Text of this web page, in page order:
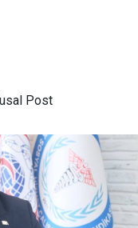
Post